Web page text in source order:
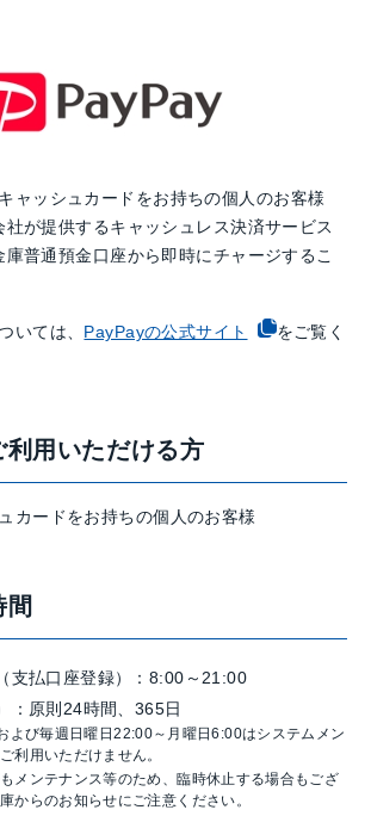
ャッシュカードをお持ちの個人のお客様
が提供するキャッシュレス決済サービス
庫普通預金口座から即時にチャージするこ
いては、 PayPayの公式サイト
をご覧く
利用いただける方
カードをお持ちの個人のお客様
間
支払口座登録）：8:00～21:00
：原則24時間、365日
よび毎週日曜日22:00～月曜日6:00はシステムメン
利用いただけません。
メンテナンス等のため、臨時休止する場合もござ
からのお知らせにご注意ください。